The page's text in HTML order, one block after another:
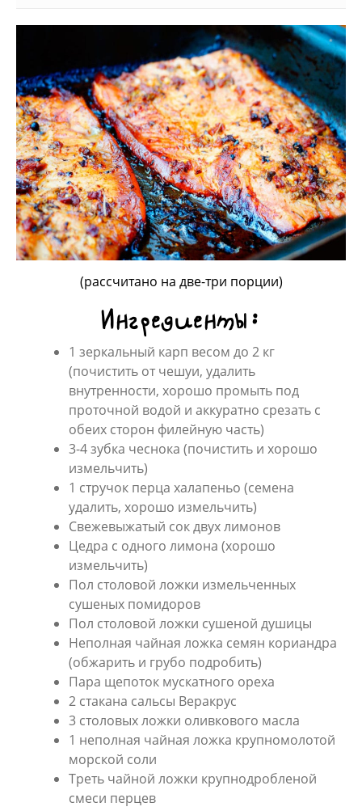
(рассчитано на две-три порции)
Ингредиенты:
1 зеркальный карп весом до 2 кг
(почистить от чешуи, удалить
внутренности, хорошо промыть под
проточной водой и аккуратно срезать с
обеих сторон филейную часть)
3-4 зубка чеснока (почистить и хорошо
измельчить)
1 стручок перца халапеньо (семена
удалить, хорошо измельчить)
Свежевыжатый сок двух лимонов
Цедра с одного лимона (хорошо
измельчить)
Пол столовой ложки измельченных
сушеных помидоров
Пол столовой ложки сушеной душицы
Неполная чайная ложка семян кориандра
(обжарить и грубо подробить)
Пара щепоток мускатного ореха
2 стакана сальсы Веракрус
3 столовых ложки оливкового масла
1 неполная чайная ложка крупномолотой
морской соли
Треть чайной ложки крупнодробленой
смеси перцев